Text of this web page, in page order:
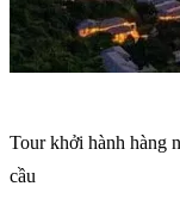
Tour khởi hành hàng
cầu